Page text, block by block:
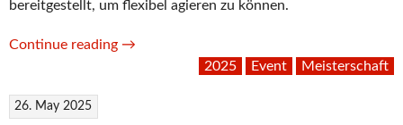
bereitgestellt, um flexibel agieren zu können.
Continue reading “Eindrücke,
→
2025
Event Meisterschaft
26. May 2025